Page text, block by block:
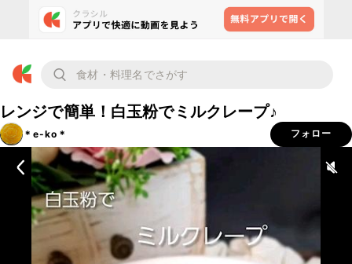
レンジで簡単！白玉粉でミルクレープ♪
＊e-ko＊ フォロー